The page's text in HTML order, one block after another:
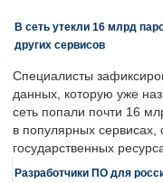
В сеть утекли 16 млрд
других сервисов
Специалисты
данных, которую уже
сеть попали почти 16
в популярных сервисах,
государственных
Разработчики ПО для